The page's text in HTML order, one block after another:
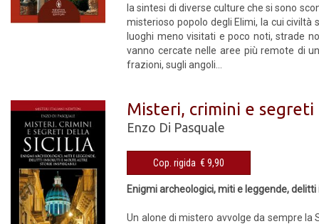
la sintesi di diverse culture che si sono
misterioso popolo degli Elimi, la cui civiltà
luoghi meno visitati e poco noti, strade
vanno cercate nelle aree più remote di
frazioni, sugli angoli...
Misteri, crimini e segreti
Enzo Di Pasquale
Cop. rigida € 9,90
Enigmi archeologici, miti e leggende,
Un alone di mistero avvolge da sempre